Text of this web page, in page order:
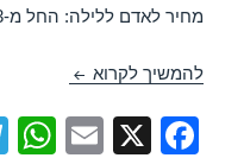
מחיר לאדם ללילה: החל מ-₪283
להמשיך לקרוא מלון אורכידאה –
F
X
E